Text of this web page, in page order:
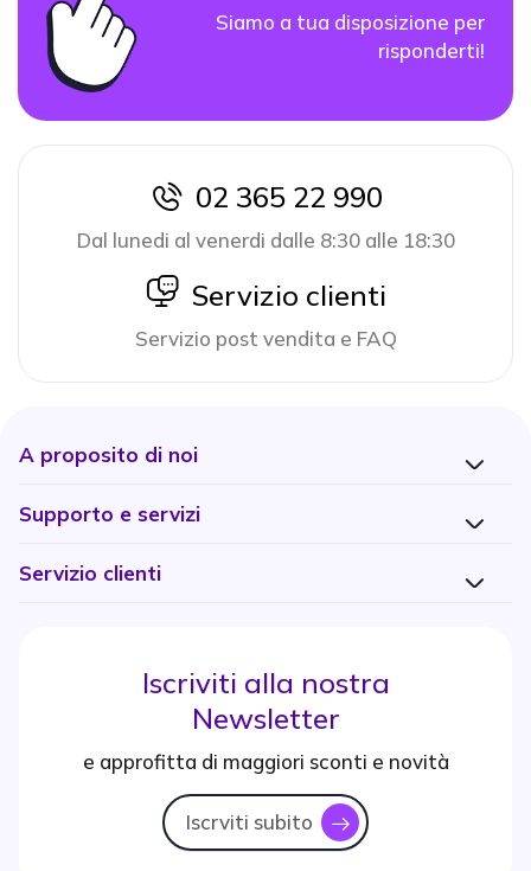
Siamo a tua disposizione per
risponderti!
icon
02 365 22 990
Dal lunedi al venerdi dalle 8:30 alle 18:30
icon
Servizio clienti
Servizio post vendita e FAQ
A proposito di noi
Supporto e servizi
Servizio clienti
Iscriviti alla nostra
Newsletter
e approfitta di maggiori sconti e novità
Iscrviti subito icon